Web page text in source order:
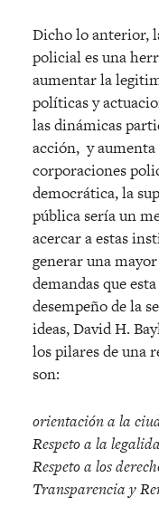
Dicho lo anterior,
policial es una
aumentar la
políticas y
las dinámicas
acción, y
corporaciones
democrática, la
pública sería un
acercar a estas
generar una
demandas que
desempeño de la
ideas, David H.
los pilares de una
son:
orientación a la
Respeto a la
Respeto a los
Transparencia y